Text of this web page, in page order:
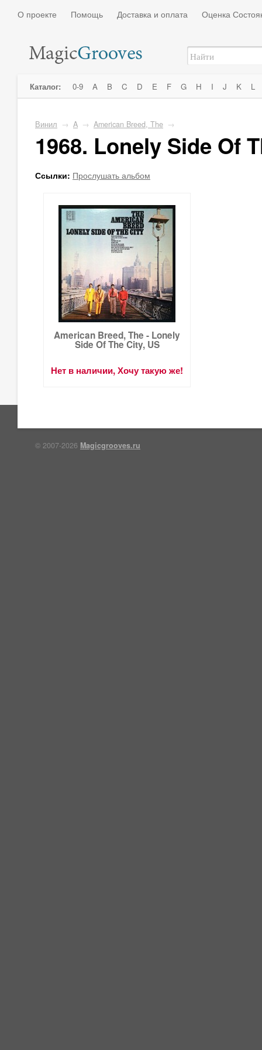
О проекте Помощь Доставка и оплата Оценка
Каталог: 0-9 A B C D E F G H I J K L
Винил → A → American Breed, The →
1968. Lonely Side Of
Ссылки: Прослушать альбом
American Breed, The - Lonely
Side Of The City, US
Нет в наличии, Хочу такую же!
© 2007-2026 Magicgrooves.ru